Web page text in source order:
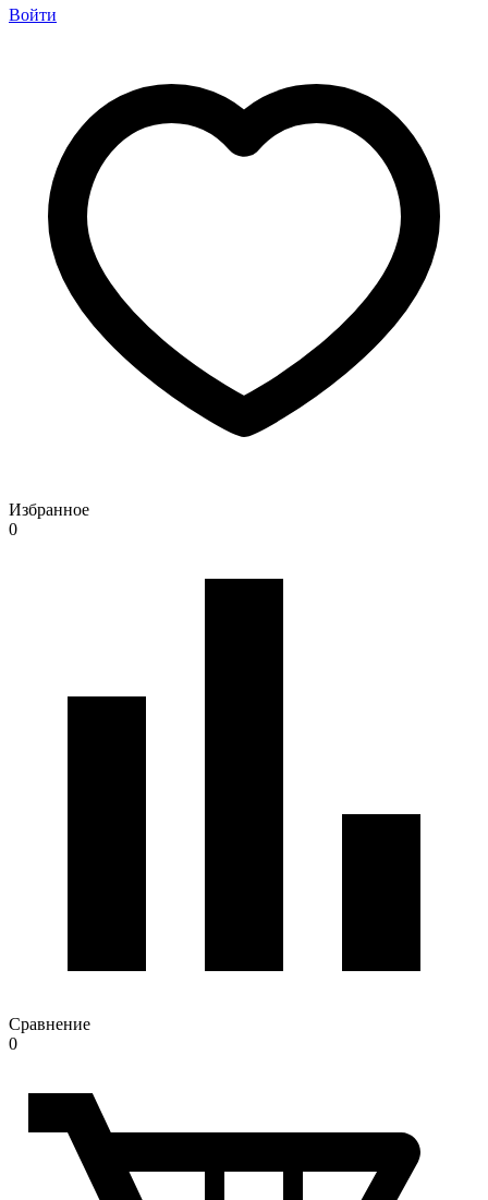
Войти
Избранное
0
Сравнение
0